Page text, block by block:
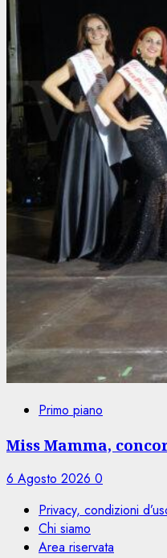
Primo piano
Miss Mamma,
6 Agosto 2026 0
Privacy, condizioni
Chi siamo
Area riservata